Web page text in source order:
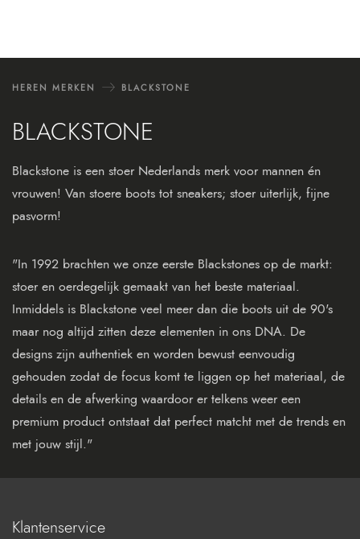
HEREN MERKEN BLACKSTONE
BLACKSTONE
Blackstone is een stoer Nederlands merk voor mannen én
vrouwen! Van stoere boots tot sneakers; stoer uiterlijk, fijne
pasvorm!
"In 1992 brachten we onze eerste Blackstones op de markt:
stoer en oerdegelijk gemaakt van het beste materiaal.
Inmiddels is Blackstone veel meer dan die boots uit de 90's
maar nog altijd zitten deze elementen in ons DNA. De
designs zijn authentiek en worden bewust eenvoudig
gehouden zodat de focus komt te liggen op het materiaal, de
details en de afwerking waardoor er telkens weer een
premium product ontstaat dat perfect matcht met de trends en
met jouw stijl."
Klantenservice